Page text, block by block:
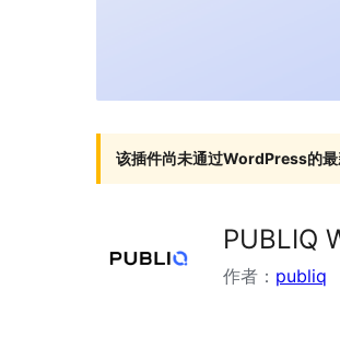
该插件尚未通过WordPress的
PUBLIQ
作者： publiq